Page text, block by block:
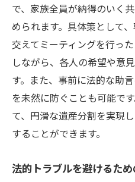
で、家族全員が納得のいく
められます。具体策として
交えてミーティングを行っ
しながら、各人の希望や意
す。また、事前に法的な助
を未然に防ぐことも可能で
て、円滑な遺産分割を実現
することができます。
法的トラブルを避けるた